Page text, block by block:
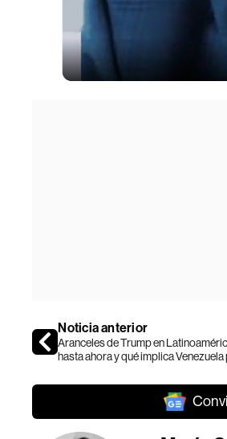
Noticia anterior
Aranceles de Trump en
hasta ahora y qué implica Venezuela